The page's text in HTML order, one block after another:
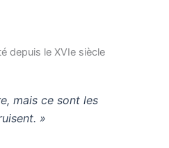
depuis le XVIe siècle
mais ce sont les
»